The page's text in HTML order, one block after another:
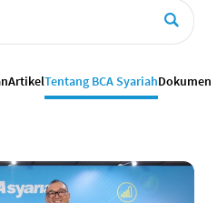
ArtikelTentang BCA SyariahDokumen